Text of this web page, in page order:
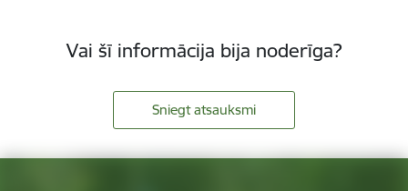
Vai šī informācija bija noderīga?
Sniegt atsauksmi